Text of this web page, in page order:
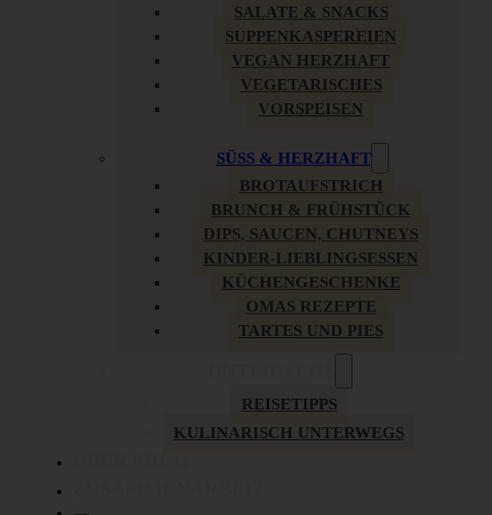
SALATE & SNACKS
SUPPENKASPEREIEN
VEGAN HERZHAFT
VEGETARISCHES
VORSPEISEN
SÜSS & HERZHAFT
BROTAUFSTRICH
BRUNCH & FRÜHSTÜCK
DIPS, SAUCEN, CHUTNEYS
KINDER-LIEBLINGSESSEN
KÜCHENGESCHENKE
OMAS REZEPTE
TARTES UND PIES
REISETIPPS
KULINARISCH UNTERWEGS